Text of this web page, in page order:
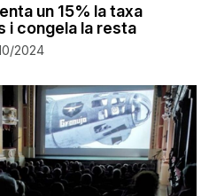
un 15% la taxa
i congela la resta
2024